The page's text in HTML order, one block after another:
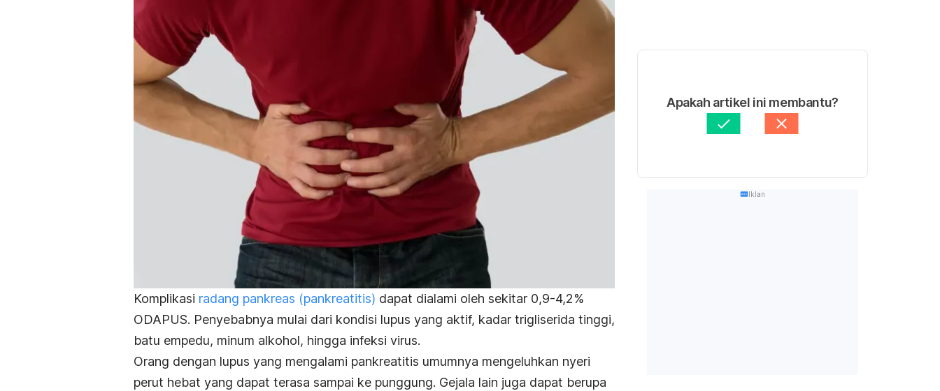
Komplikasi radang pankreas (pankreatitis) dapat dialami oleh sekitar 0,9-4,2%
ODAPUS. Penyebabnya mulai dari kondisi lupus yang aktif, kadar trigliserida tinggi,
batu empedu, minum alkohol, hingga infeksi virus.
Orang dengan lupus yang mengalami pankreatitis umumnya mengeluhkan nyeri
perut hebat yang dapat terasa sampai ke punggung. Gejala lain juga dapat berupa
Apakah artikel ini membantu?
Iklan